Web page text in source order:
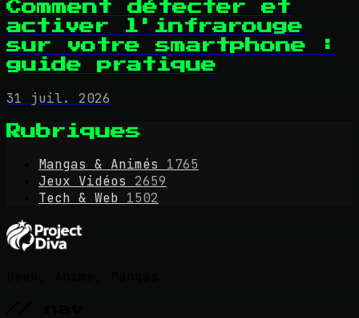
Comment détecter et
activer l'infrarouge
sur votre smartphone :
guide pratique
31 juil. 2026
Rubriques
Mangas & Animés
1765
Jeux Vidéos
2659
Tech & Web 1502